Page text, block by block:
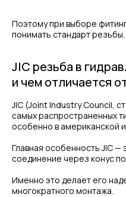
Поэтому при выборе
понимать стандарт резьбы.
JIC резьба в
и чем отличается
JIC (Joint Industry Council,
самых распространенных
особенно в американской
Главная особенность JIC
соединение через конус
Именно это делает его
многократного монтажа.